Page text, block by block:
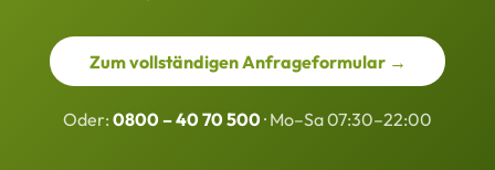
Zum vollständigen Anfrageformular →
Oder: 0800 – 40 70 500· Mo–Sa 07:30–22:00